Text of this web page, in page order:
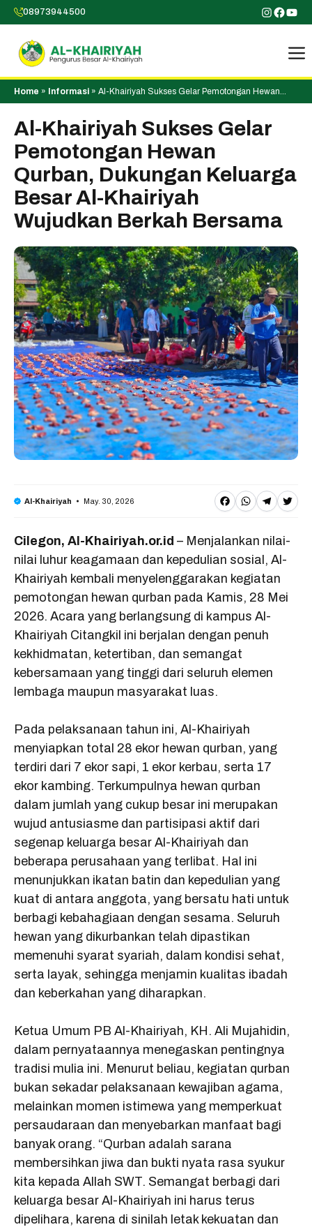
Skip
to
content
08973944500
Home » Informasi » Al-Khairiyah Sukses Gelar Pemotongan Hewan
Qurban, Dukungan Keluarga Besar Al-Khairiyah Wujudkan Berkah
Al-Khairiyah Sukses Gelar
Pemotongan Hewan
Qurban, Dukungan Keluarga
Besar Al-Khairiyah
Wujudkan Berkah Bersama
Al-Khairiyah May. 30, 2026
F
c
e
b
o
o
k
W
a
t
s
A
p
p
T
l
e
g
r
a
T
it
e
Cilegon, Al-Khairiyah.or.id – Menjalankan nilai-
nilai luhur keagamaan dan kepedulian sosial, Al-
Khairiyah kembali menyelenggarakan kegiatan
pemotongan hewan qurban pada Kamis, 28 Mei
2026. Acara yang berlangsung di kampus Al-
Khairiyah Citangkil ini berjalan dengan penuh
kekhidmatan, ketertiban, dan semangat
kebersamaan yang tinggi dari seluruh elemen
lembaga maupun masyarakat luas.
Pada pelaksanaan tahun ini, Al-Khairiyah
menyiapkan total 28 ekor hewan qurban, yang
terdiri dari 7 ekor sapi, 1 ekor kerbau, serta 17
ekor kambing. Terkumpulnya hewan qurban
dalam jumlah yang cukup besar ini merupakan
wujud antusiasme dan partisipasi aktif dari
segenap keluarga besar Al-Khairiyah dan
beberapa perusahaan yang terlibat. Hal ini
menunjukkan ikatan batin dan kepedulian yang
kuat di antara anggota, yang bersatu hati untuk
berbagi kebahagiaan dengan sesama. Seluruh
hewan yang dikurbankan telah dipastikan
memenuhi syarat syariah, dalam kondisi sehat,
serta layak, sehingga menjamin kualitas ibadah
dan keberkahan yang diharapkan.
Ketua Umum PB Al-Khairiyah, KH. Ali Mujahidin,
dalam pernyataannya menegaskan pentingnya
tradisi mulia ini. Menurut beliau, kegiatan qurban
bukan sekadar pelaksanaan kewajiban agama,
melainkan momen istimewa yang memperkuat
persaudaraan dan menyebarkan manfaat bagi
banyak orang. “Qurban adalah sarana
membersihkan jiwa dan bukti nyata rasa syukur
kita kepada Allah SWT. Semangat berbagi dari
keluarga besar Al-Khairiyah ini harus terus
dipelihara, karena di sinilah letak kekuatan dan